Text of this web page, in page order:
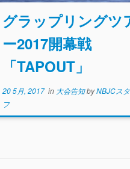
グラップリングツ
ー2017開幕戦
「TAPOUT」
20 5月, 2017in 大会告知byNBJCス
フ